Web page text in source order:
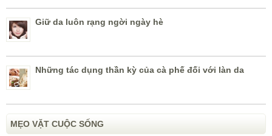
Giữ da luôn rạng ngời ngày hè
Những tác dụng thần kỳ của cà phế đối với làn da
MẸO VẶT CUỘC SỐNG